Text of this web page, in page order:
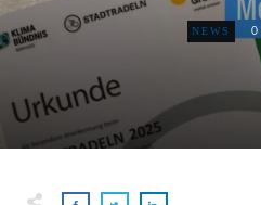
NEWS 0